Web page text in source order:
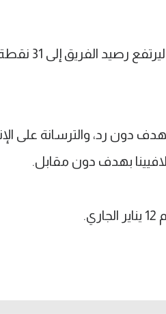
وانتصر أبو قير للأسمدة على
دون رد، والترسانة على
بهدف دون مقابل.